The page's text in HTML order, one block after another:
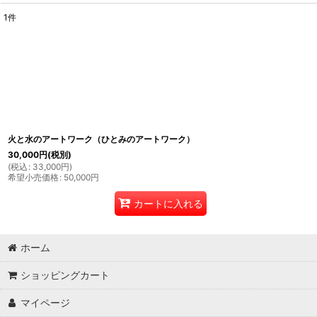
1件
火と水のアートワーク（ひとみのアートワーク）
30,000円(税別)
(税込 : 33,000円)
希望小売価格: 50,000円
カートに入れる
ホーム
ショッピングカート
マイページ